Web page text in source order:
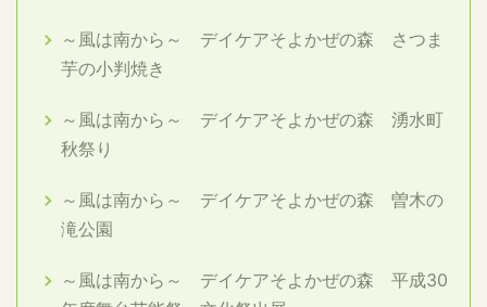
～風は南から～ デイケアそよかぜの森 さつま
芋の小判焼き
～風は南から～ デイケアそよかぜの森 湧水町
秋祭り
～風は南から～ デイケアそよかぜの森 曽木の
滝公園
～風は南から～ デイケアそよかぜの森 平成30